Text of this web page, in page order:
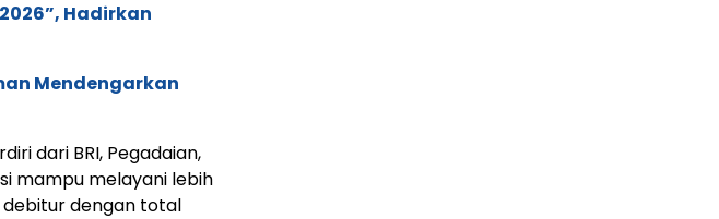
Hadirkan
Mendengarkan
dari BRI, Pegadaian,
mampu melayani lebih
debitur dengan total